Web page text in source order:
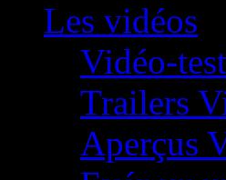
Les vidéos
Vidéo-
Trailers
Aperçus